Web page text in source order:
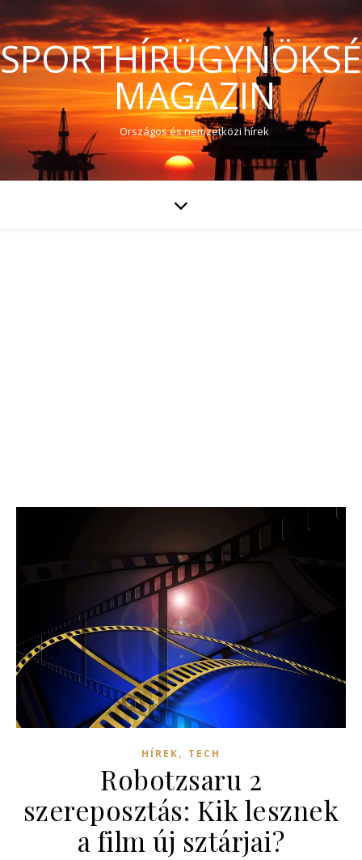
MAGAZIN
Országos és nemzetközi hírek
HÍREK, TECH
Robotzsaru 2
szereposztás: Kik lesznek
a film új sztárjai?